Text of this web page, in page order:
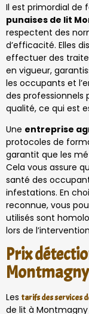
Il est primordial de
punaises de lit
respectent des
d’efficacité. Elles
effectuer des
en vigueur,
les occupants et
des professionnels
qualité, ce qui est
Une entreprise
protocoles de
garantit que les
Cela vous assure
santé des
infestations. En
reconnue, vous
utilisés sont
lors de
Prix
Montmagny
Les tarifs des services
de lit à